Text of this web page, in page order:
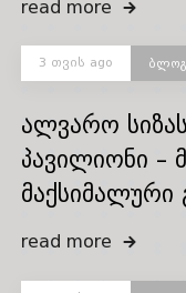
read more
3 თვის ago
ალვარო
პავილიონი –
მაქსიმალური
read more